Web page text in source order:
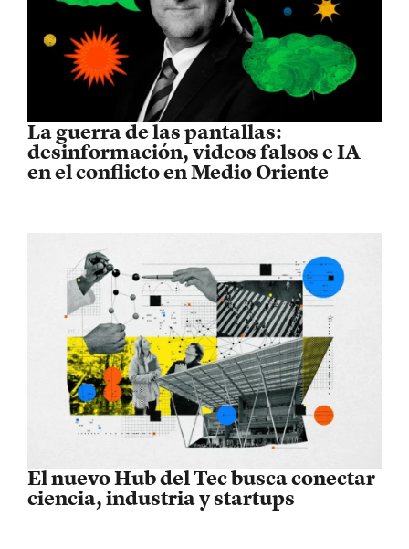
La guerra de las pantallas:
desinformación, videos falsos e IA
en el conflicto en Medio Oriente
El nuevo Hub del Tec busca conectar
ciencia, industria y startups